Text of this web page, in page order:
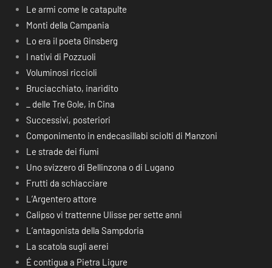
Le armi come le catapulte
Monti della Campania
Lo era il poeta Ginsberg
I nativi di Pozzuoli
Voluminosi riccioli
Bruciacchiato, inaridito
_ delle Tre Gole, in Cina
Successivi, posteriori
Componimento in endecasillabi sciolti di Manzoni
Le strade dei fiumi
Uno svizzero di Bellinzona o di Lugano
Frutti da schiacciare
L’Argentero attore
Calipso vi trattenne Ulisse per sette anni
L’antagonista della Sampdoria
La scatola sugli aerei
É contigua a Pietra Ligure